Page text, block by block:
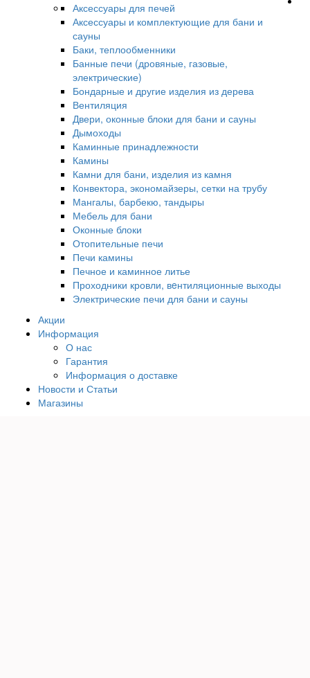
Аксессуары для печей
Аксессуары и комплектующие для бани и
сауны
Баки, теплообменники
Банные печи (дровяные, газовые,
электрические)
Бондарные и другие изделия из дерева
Вентиляция
Двери, оконные блоки для бани и сауны
Дымоходы
Каминные принадлежности
Камины
Камни для бани, изделия из камня
Конвектора, экономайзеры, сетки на трубу
Мангалы, барбекю, тандыры
Мебель для бани
Оконные блоки
Отопительные печи
Печи камины
Печное и каминное литье
Проходники кровли, вeнтиляционные выходы
Электрические печи для бани и сауны
Акции
Информация
О нас
Гарантия
Информация о доставке
Новости и Статьи
Магазины